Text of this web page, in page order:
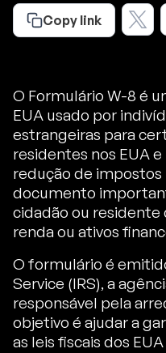
Copy link
O Formulário W-8 é
EUA usado por
estrangeiras para
residentes nos EUA
redução de
documento
cidadão ou residente
renda ou ativos
O formulário é
Service (IRS), a
responsável pela
objetivo é ajudar a
as leis fiscais dos